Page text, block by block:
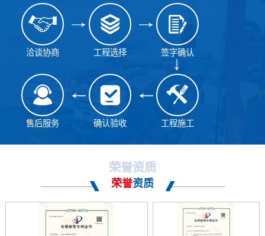
洽谈协商 工程选择 签字确认
售后服务 确认验收 工程施工
荣誉资质
荣誉资质